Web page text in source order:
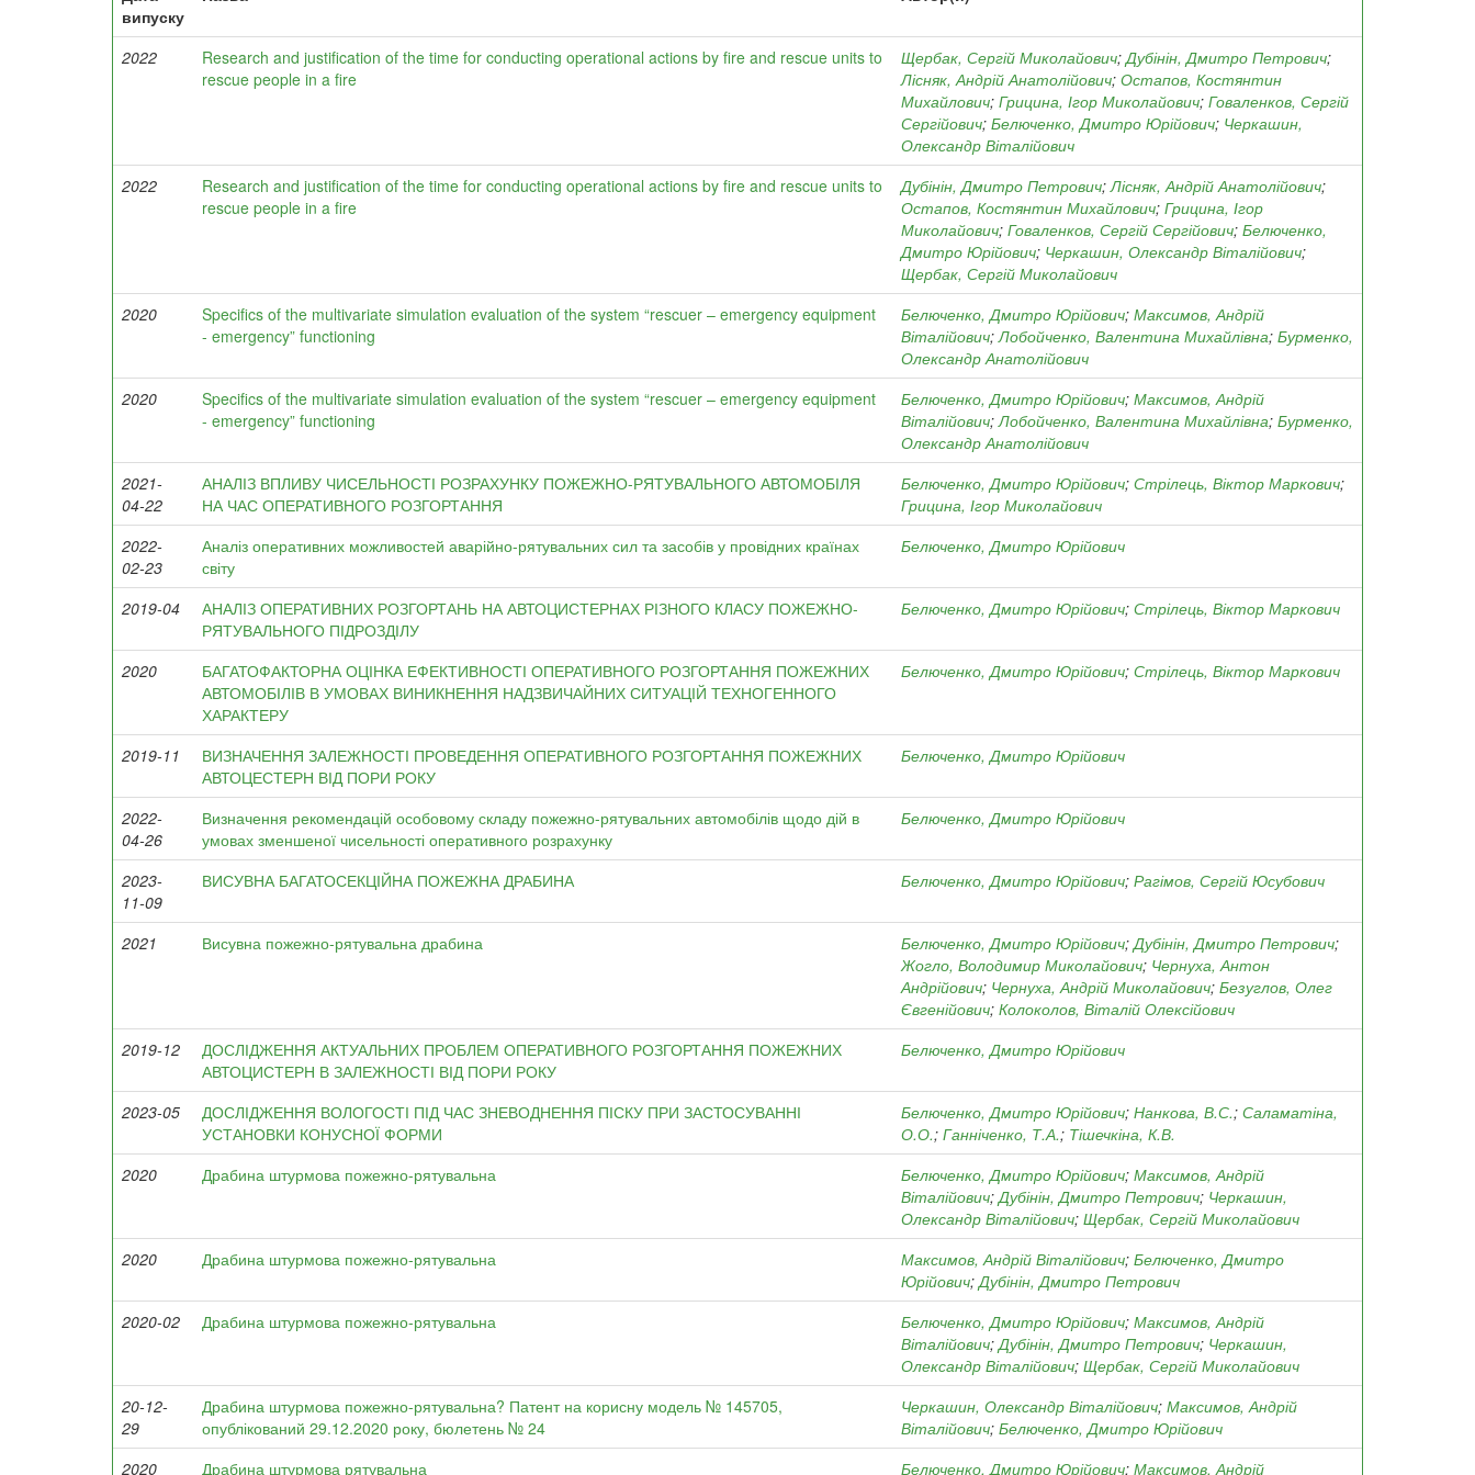
випуску
2022
Research and justification of the time for conducting operational actions by fire and rescue units to
rescue people in a fire
Щербак, Сергій Миколайович;Дубінін, Дмитро Петрович;
Лісняк, Андрій Анатолійович; Остапов, Костянтин
Михайлович; Грицина, Ігор Миколайович; Говаленков, Сергій
Сергійович; Белюченко, Дмитро Юрійович; Черкашин,
Олександр Віталійович
2022
Research and justification of the time for conducting operational actions by fire and rescue units to
rescue people in a fire
Дубінін, Дмитро Петрович;Лісняк, Андрій Анатолійович;
Остапов, Костянтин Михайлович; Грицина, Ігор
Миколайович; Говаленков, Сергій Сергійович; Белюченко,
Дмитро Юрійович; Черкашин, Олександр Віталійович;
Щербак, Сергій Миколайович
2020
Specifics of the multivariate simulation evaluation of the system “rescuer – emergency equipment
- emergency” functioning
Белюченко, Дмитро Юрійович; Максимов, Андрій
Віталійович;Лобойченко, Валентина Михайлівна; Бурменко,
Олександр Анатолійович
2020
Specifics of the multivariate simulation evaluation of the system “rescuer – emergency equipment
- emergency” functioning
Белюченко, Дмитро Юрійович; Максимов, Андрій
Віталійович;Лобойченко, Валентина Михайлівна; Бурменко,
Олександр Анатолійович
2021-
04-22
АНАЛІЗ ВПЛИВУ ЧИСЕЛЬНОСТІ РОЗРАХУНКУ ПОЖЕЖНО-РЯТУВАЛЬНОГО АВТОМОБІЛЯ
НА ЧАС ОПЕРАТИВНОГО РОЗГОРТАННЯ
Белюченко, Дмитро Юрійович; Стрілець, Віктор Маркович;
Грицина, Ігор Миколайович
2022-
02-23
Аналіз оперативних можливостей аварійно-рятувальних сил та засобів у провідних країнах
світу
Белюченко, Дмитро Юрійович
2019-04
АНАЛІЗ ОПЕРАТИВНИХ РОЗГОРТАНЬ НА АВТОЦИСТЕРНАХ РІЗНОГО КЛАСУ ПОЖЕЖНО-
РЯТУВАЛЬНОГО ПІДРОЗДІЛУ
Белюченко, Дмитро Юрійович; Стрілець, Віктор Маркович
2020
БАГАТОФАКТОРНА ОЦІНКА ЕФЕКТИВНОСТІ ОПЕРАТИВНОГО РОЗГОРТАННЯ ПОЖЕЖНИХ
АВТОМОБІЛІВ В УМОВАХ ВИНИКНЕННЯ НАДЗВИЧАЙНИХ СИТУАЦІЙ ТЕХНОГЕННОГО
ХАРАКТЕРУ
Белюченко, Дмитро Юрійович; Стрілець, Віктор Маркович
2019-11
ВИЗНАЧЕННЯ ЗАЛЕЖНОСТІ ПРОВЕДЕННЯ ОПЕРАТИВНОГО РОЗГОРТАННЯ ПОЖЕЖНИХ
АВТОЦЕСТЕРН ВІД ПОРИ РОКУ
Белюченко, Дмитро Юрійович
2022-
04-26
Визначення рекомендацій особовому складу пожежно-рятувальних автомобілів щодо дій в
умовах зменшеної чисельності оперативного розрахунку
Белюченко, Дмитро Юрійович
2023-
11-09
ВИСУВНА БАГАТОСЕКЦІЙНА ПОЖЕЖНА ДРАБИНА Белюченко, Дмитро Юрійович; Рагімов, Сергій Юсубович
2021 Висувна пожежно-рятувальна драбина Белюченко, Дмитро Юрійович;Дубінін, Дмитро Петрович;
Жогло, Володимир Миколайович; Чернуха, Антон
Андрійович; Чернуха, Андрій Миколайович; Безуглов, Олег
Євгенійович; Колоколов, Віталій Олексійович
2019-12
ДОСЛІДЖЕННЯ АКТУАЛЬНИХ ПРОБЛЕМ ОПЕРАТИВНОГО РОЗГОРТАННЯ ПОЖЕЖНИХ
АВТОЦИСТЕРН В ЗАЛЕЖНОСТІ ВІД ПОРИ РОКУ
Белюченко, Дмитро Юрійович
2023-05
ДОСЛІДЖЕННЯ ВОЛОГОСТІ ПІД ЧАС ЗНЕВОДНЕННЯ ПІСКУ ПРИ ЗАСТОСУВАННІ
УСТАНОВКИ КОНУСНОЇ ФОРМИ
Белюченко, Дмитро Юрійович; Нанкова, В.С.; Саламатіна,
О.О.; Ганніченко, Т.А.; Тішечкіна, К.В.
2020
Драбина штурмова пожежно-рятувальна Белюченко, Дмитро Юрійович; Максимов, Андрій
Віталійович;Дубінін, Дмитро Петрович; Черкашин,
Олександр Віталійович; Щербак, Сергій Миколайович
2020
Драбина штурмова пожежно-рятувальна Максимов, Андрій Віталійович; Белюченко, Дмитро
Юрійович;Дубінін, Дмитро Петрович
2020-02
Драбина штурмова пожежно-рятувальна Белюченко, Дмитро Юрійович; Максимов, Андрій
Віталійович;Дубінін, Дмитро Петрович; Черкашин,
Олександр Віталійович; Щербак, Сергій Миколайович
20-12-
29
Драбина штурмова пожежно-рятувальна? Патент на корисну модель № 145705,
опублікований 29.12.2020 року, бюлетень № 24
Черкашин, Олександр Віталійович; Максимов, Андрій
Віталійович; Белюченко, Дмитро Юрійович
2020
Драбина штурмова рятувальна Белюченко, Дмитро Юрійович; Максимов, Андрій